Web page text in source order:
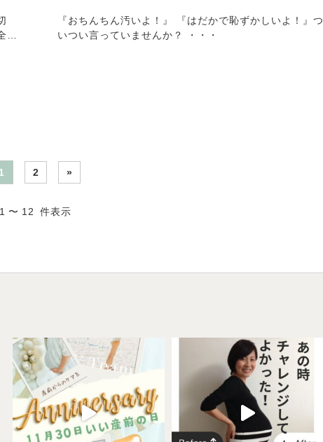
『おちんちん汚いよ！』 『はだかで恥ずかしいよ！』つ
いつい言っていませんか？ ・・・
1 2 »
1 〜 12 件表示